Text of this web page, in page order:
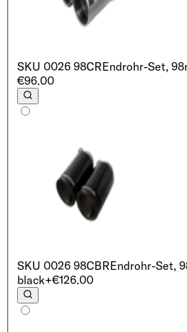
SKU 0026 98CREndrohr-Set,
€96.00
SKU 0026 98CBREndrohr-Set,
black+€126.00